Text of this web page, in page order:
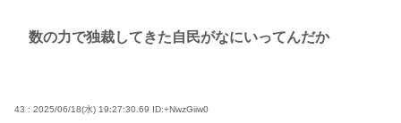
数の力で独裁してきた自民がなにいってんだか
43 : 2025/06/18(水) 19:27:30.69 ID:+NwzGiiw0